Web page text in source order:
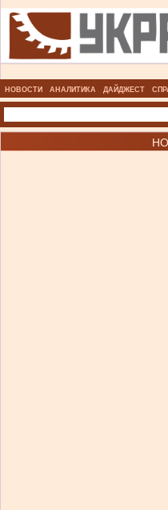
НОВОСТИ АНАЛИТИКА ДАЙДЖЕСТ